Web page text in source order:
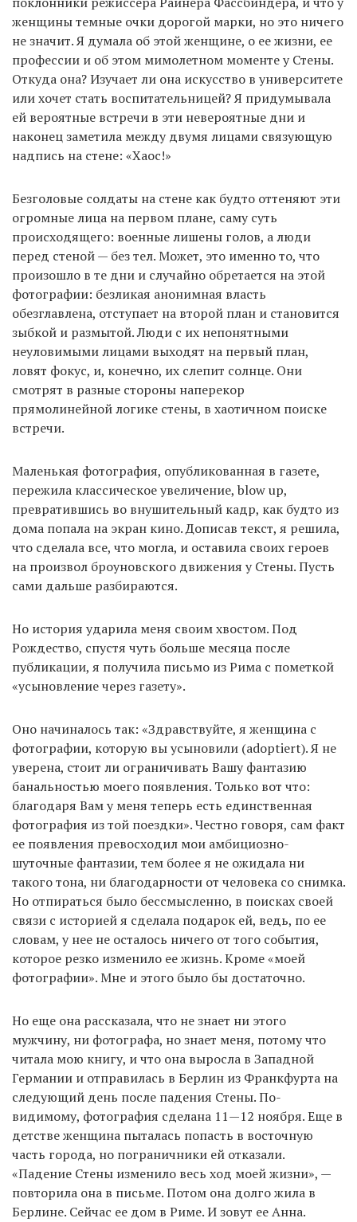
женщины темные очки дорогой марки, но это ничего
не значит. Я думала об этой женщине, о ее жизни, ее
профессии и об этом мимолетном моменте у Стены.
Откуда она? Изучает ли она искусство в университете
или хочет стать воспитательницей? Я придумывала
ей вероятные встречи в эти невероятные дни и
наконец заметила между двумя лицами связующую
надпись на стене: «Хаос!»
Безголовые солдаты на стене как будто оттеняют эти
огромные лица на первом плане, саму суть
происходящего: военные лишены голов, а люди
перед стеной — без тел. Может, это именно то, что
произошло в те дни и случайно обретается на этой
фотографии: безликая анонимная власть
обезглавлена, отступает на второй план и становится
зыбкой и размытой. Люди с их непонятными
неуловимыми лицами выходят на первый план,
ловят фокус, и, конечно, их слепит солнце. Они
смотрят в разные стороны наперекор
прямолинейной логике стены, в хаотичном поиске
встречи.
Маленькая фотография, опубликованная в газете,
пережила классическое увеличение, blow up,
превратившись во внушительный кадр, как будто из
дома попала на экран кино. Дописав текст, я решила,
что сделала все, что могла, и оставила своих героев
на произвол броуновского движения у Стены. Пусть
сами дальше разбираются.
Но история ударила меня своим хвостом. Под
Рождество, спустя чуть больше месяца после
публикации, я получила письмо из Рима c пометкой
«усыновление через газету».
Оно начиналось так: «Здравствуйте, я женщина с
фотографии, которую вы усыновили (adoptiert). Я не
уверена, стоит ли ограничивать Вашу фантазию
банальностью моего появления. Только вот что:
благодаря Вам у меня теперь есть единственная
фотография из той поездки». Честно говоря, сам факт
ее появления превосходил мои амбициозно-
шуточные фантазии, тем более я не ожидала ни
такого тона, ни благодарности от человека со снимка.
Но отпираться было бессмысленно, в поисках своей
связи с историей я сделала подарок ей, ведь, по ее
словам, у нее не осталось ничего от того события,
которое резко изменило ее жизнь. Кроме «моей
фотографии». Мне и этого было бы достаточно.
Но еще она рассказала, что не знает ни этого
мужчину, ни фотографа, но знает меня, потому что
читала мою книгу, и что она выросла в Западной
Германии и отправилась в Берлин из Франкфурта на
следующий день после падения Стены. По-
видимому, фотография сделана 11—12 ноября. Еще в
детстве женщина пыталась попасть в восточную
часть города, но пограничники ей отказали.
«Падение Стены изменило весь ход моей жизни», —
повторила она в письме. Потом она долго жила в
Берлине. Сейчас ее дом в Риме. И зовут ее Анна.